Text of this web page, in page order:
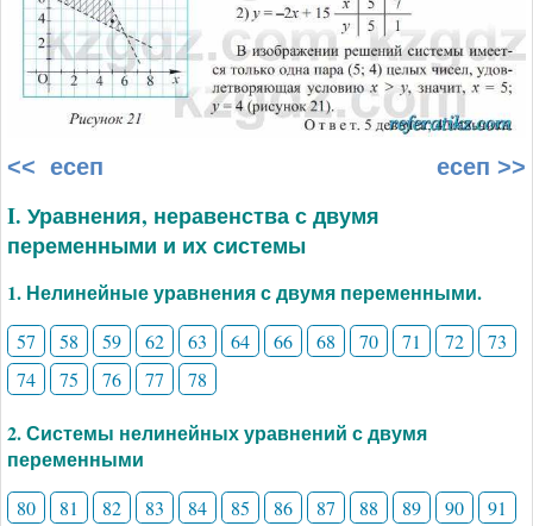
<< есеп есеп >>
I. Уравнения, неравенства с двумя
переменными и их системы
1. Нелинейные уравнения с двумя переменными.
57 58 59 62 63 64 66 68 70 71 72
73
74
75 76 77 78
2. Системы нелинейных уравнений с двумя
переменными
80 81 82 83 84 85 86 87 88 89 90
91